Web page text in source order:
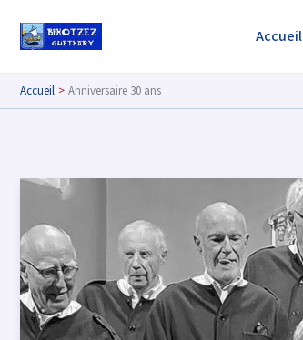
Accueil
Accueil Anniversaire 30 ans